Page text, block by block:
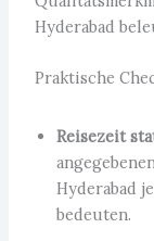
Hyderabad
Praktische
Reisezeit
Hyderabad
bedeuten.